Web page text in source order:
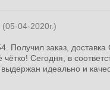
(05-04-2020г.)
Получил заказ,
чётко! Сегодня, в
выдержан идеально и